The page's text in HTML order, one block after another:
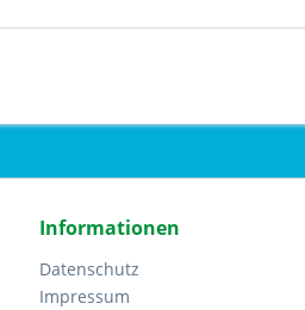
Informationen
Datenschutz
Impressum